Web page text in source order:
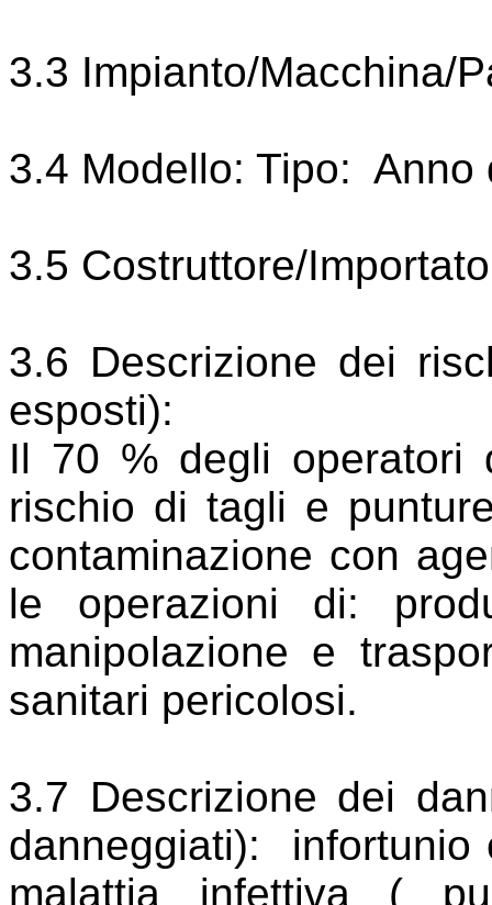
3.3 Impianto/Macchina/
3.4 Modello: Tipo: Anno
3.5 Costruttore/
3.6 Descrizione dei
esposti):
Il 70 % degli operatori
rischio di tagli e
contaminazione con
le operazioni di:
manipolazione e
sanitari pericolosi.
3.7 Descrizione dei
danneggiati):
infortunio
malattia infettiva (